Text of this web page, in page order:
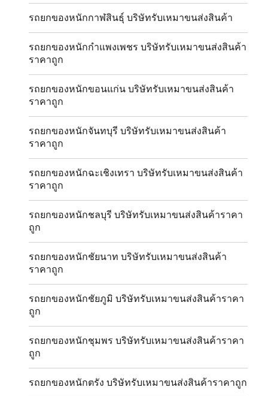
รถยกของหนักกาฬสินธุ์ บริษัทรับเหมาขนส่งสินค้า
รถยกของหนักกำแพงเพชร บริษัทรับเหมาขนส่งสินค้า
ราคาถูก
รถยกของหนักขอนแก่น บริษัทรับเหมาขนส่งสินค้า
ราคาถูก
รถยกของหนักจันทบุรี บริษัทรับเหมาขนส่งสินค้า
ราคาถูก
รถยกของหนักฉะเชิงเทรา บริษัทรับเหมาขนส่งสินค้า
ราคาถูก
รถยกของหนักชลบุรี บริษัทรับเหมาขนส่งสินค้าราคา
ถูก
รถยกของหนักชัยนาท บริษัทรับเหมาขนส่งสินค้า
ราคาถูก
รถยกของหนักชัยภูมิ บริษัทรับเหมาขนส่งสินค้าราคา
ถูก
รถยกของหนักชุมพร บริษัทรับเหมาขนส่งสินค้าราคา
ถูก
รถยกของหนักตรัง บริษัทรับเหมาขนส่งสินค้าราคาถูก